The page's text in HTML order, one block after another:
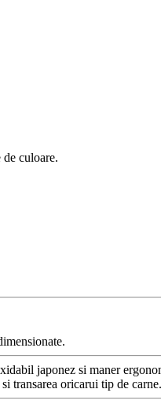
culoare.
japonez si maner
transarea oricarui tip de